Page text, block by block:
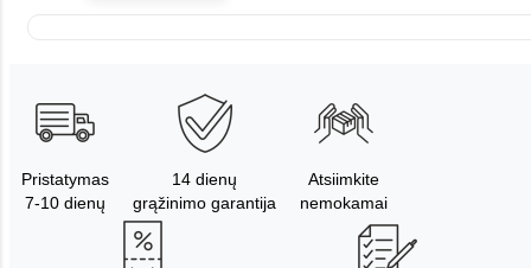
Pristatymas
7-10 dienų
14 dienų
grąžinimo garantija
Atsiimkite
nemokamai